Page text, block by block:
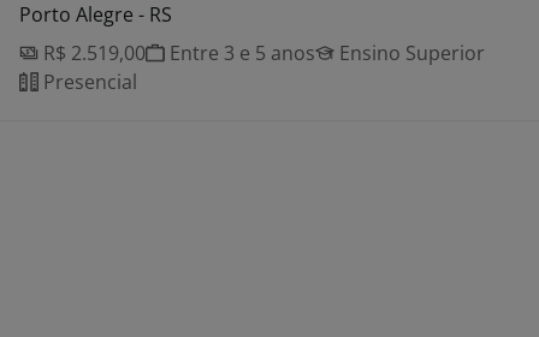
Porto Alegre - RS
R$ 2.519,00
Entre 3 e 5 anos
Ensino Superior
Presencial